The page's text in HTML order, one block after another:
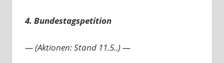
4. Bundestagspetition
— (Aktionen: Stand 11.5..) —